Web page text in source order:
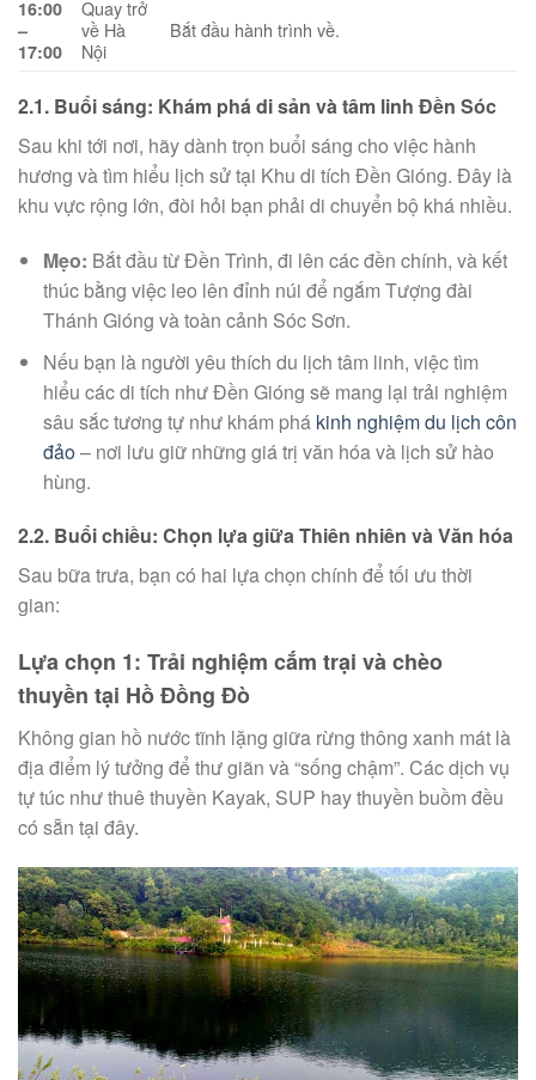
16:00
–
17:00
Quay trở
về Hà
Nội
Bắt đầu hành trình về.
2.1. Buổi sáng: Khám phá di sản và tâm linh Đền Sóc
Sau khi tới nơi, hãy dành trọn buổi sáng cho việc hành
hương và tìm hiểu lịch sử tại Khu di tích Đền Gióng. Đây là
khu vực rộng lớn, đòi hỏi bạn phải di chuyển bộ khá nhiều.
Mẹo: Bắt đầu từ Đền Trình, đi lên các đền chính, và kết
thúc bằng việc leo lên đỉnh núi để ngắm Tượng đài
Thánh Gióng và toàn cảnh Sóc Sơn.
Nếu bạn là người yêu thích du lịch tâm linh, việc tìm
hiểu các di tích như Đền Gióng sẽ mang lại trải nghiệm
sâu sắc tương tự như khám phá kinh nghiệm du lịch côn
đảo– nơi lưu giữ những giá trị văn hóa và lịch sử hào
hùng.
2.2. Buổi chiều: Chọn lựa giữa Thiên nhiên và Văn hóa
Sau bữa trưa, bạn có hai lựa chọn chính để tối ưu thời
gian:
Lựa chọn 1: Trải nghiệm cắm trại và chèo
thuyền tại Hồ Đồng Đò
Không gian hồ nước tĩnh lặng giữa rừng thông xanh mát là
địa điểm lý tưởng để thư giãn và “sống chậm”. Các dịch vụ
tự túc như thuê thuyền Kayak, SUP hay thuyền buồm đều
có sẵn tại đây.